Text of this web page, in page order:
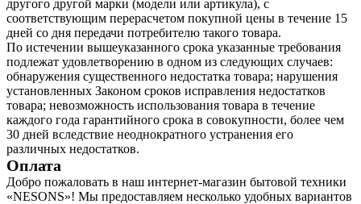
другого другой марки (модели или артикула), с
соответствующим перерасчетом покупной цены в течение 15
дней со дня передачи потребителю такого товара.
По истечении вышеуказанного срока указанные требования
подлежат удовлетворению в одном из следующих случаев:
обнаружения существенного недостатка товара; нарушения
установленных Законом сроков исправления недостатков
товара; невозможность использования товара в течение
каждого года гарантийного срока в совокупности, более чем
30 дней вследствие неоднократного устранения его
различных недостатков.
Оплата
Добро пожаловать в наш интернет-магазин бытовой техники
«NESONS»! Мы предоставляем несколько удобных вариантов